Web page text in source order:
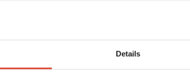
Details
directions Wegbeschreibung location_on Karte anzeigen